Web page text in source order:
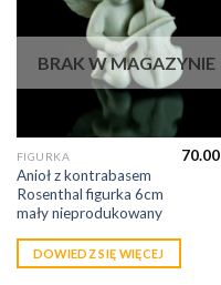
BRAK W MAGAZYNIE
FIGURKA
Anioł z kontrabasem
Rosenthal figurka 6cm
mały nieprodukowany
70.00
DOWIEDZ SIĘ WIĘCEJ